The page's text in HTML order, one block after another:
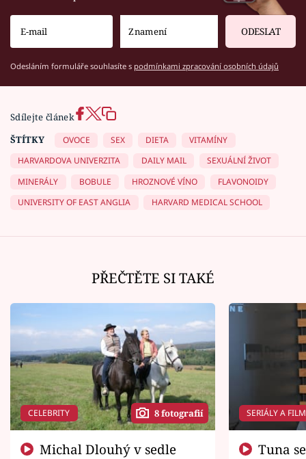
ODESLAT
Odesláním formuláře souhlasíte s podmínkami zpracování osobních údajů
Sdílejte článek
ŠTÍTKY
OVOCE SEX DIETA
VITAMÍNY
HARVARDOVA UNIVERZITA
DAILY MAIL
SEXUÁLNÍ ŽIVOT
MINERÁLY
BOBULE HROZNOVÉ VÍNO
FLAVONOIDY
UNIVERSITY OF EAST ANGLIA
HARVARD MEDICAL SCHOOL
PŘEČTĚTE SI TAKÉ
CELEBRITY 8 fotografií SERIÁLY A